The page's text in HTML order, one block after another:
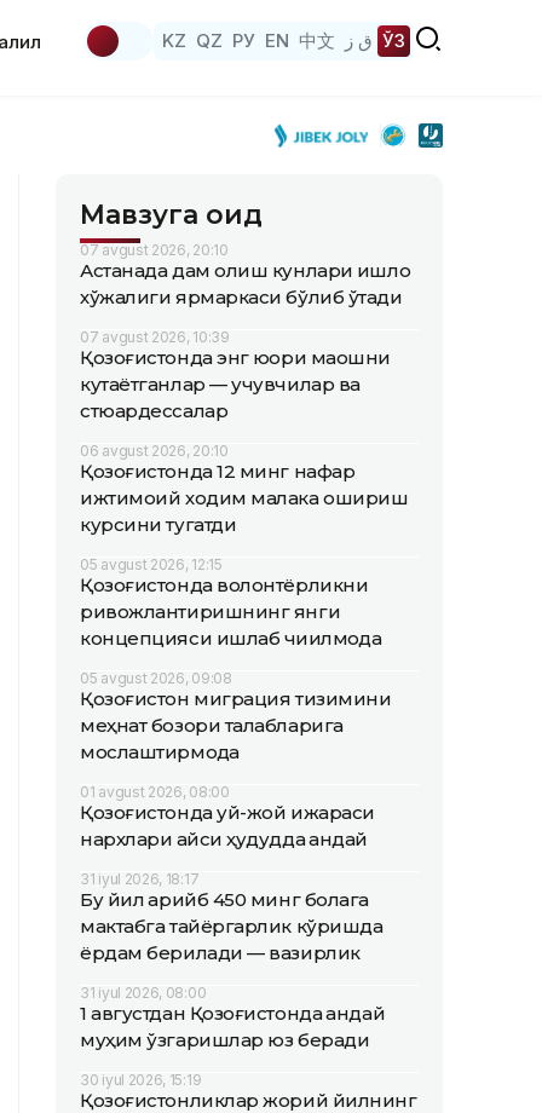
KZ QZ РУ EN 中文 ق ز ЎЗ
Мавзуга оид
07 avgust 2026, 20:10
Астанада дам олиш кунлари қишлоқ
хўжалиги ярмаркаси бўлиб ўтади
07 avgust 2026, 10:39
Қозоғистонда энг юқори маошни
кутаётганлар — учувчилар ва
стюардессалар
06 avgust 2026, 20:10
Қозоғистонда 12 минг нафар
ижтимоий ходим малака ошириш
курсини тугатди
05 avgust 2026, 12:15
Қозоғистонда волонтёрликни
ривожлантиришнинг янги
концепцияси ишлаб чиқилмоқда
05 avgust 2026, 09:08
Қозоғистон миграция тизимини
меҳнат бозори талабларига
мослаштирмоқда
01 avgust 2026, 08:00
Қозоғистонда уй-жой ижараси
нархлари қайси ҳудудда қандай
31 iyul 2026, 18:17
Бу йил қарийб 450 минг болага
мактабга тайёргарлик кўришда
ёрдам берилади — вазирлик
31 iyul 2026, 08:00
1 августдан Қозоғистонда қандай
муҳим ўзгаришлар юз беради
30 iyul 2026, 15:19
Қозоғистонликлар жорий йилнинг